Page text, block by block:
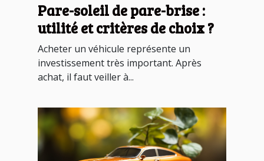
Pare-soleil de pare-brise :
utilité et critères de choix ?
Acheter un véhicule représente un
investissement très important. Après
achat, il faut veiller à...